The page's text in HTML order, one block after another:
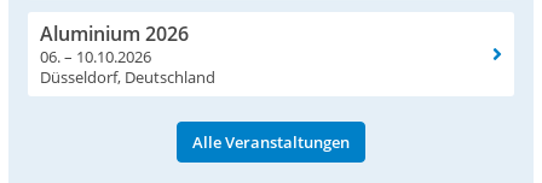
Aluminium 2026
06. – 10.10.2026
Düsseldorf, Deutschland
Alle Veranstaltungen